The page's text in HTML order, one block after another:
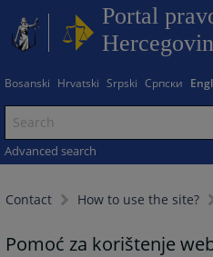
Portal
Bosanski Hrvatski Srpski Српски
Advanced search
Contact How to use the site?
Pomoć za korištenje